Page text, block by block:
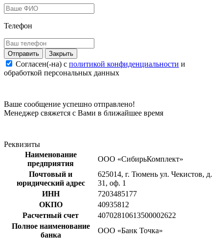
Телефон
Закрыть
Согласен(-на) c политикой конфиденциальности и
обработкой персональных данных
Ваше сообщение успешно отправлено!
Менеджер свяжется с Вами в ближайшее время
Реквизиты
Наименование
предприятия
ООО «СибирьКомплект»
Почтовый и
юридический адрес
625014, г. Тюмень ул. Чекистов, д.
31, оф. 1
ИНН
7203485177
ОКПО
40935812
Расчетный счет
40702810613500002622
Полное наименование
банка
ООО «Банк Точка»